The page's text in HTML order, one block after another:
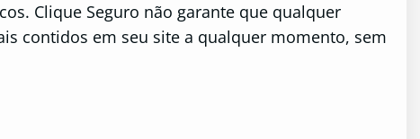
Clique Seguro não garante que qualquer
contidos em seu site a qualquer momento, sem